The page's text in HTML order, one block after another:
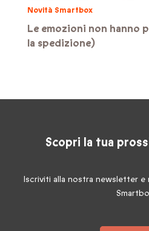
Novità Smartbox
Le emozioni non hanno
la spedizione)
Scopri la tua
Iscriviti alla nostra newsletter